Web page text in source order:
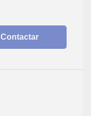
Contactar